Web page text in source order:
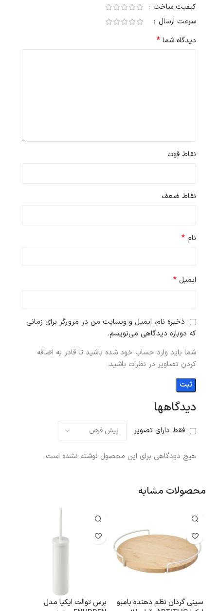
دیدگاهها
فقط دارای تصویر
هیچ دیدگاهی برای این محصول نوشته نشده است.
کیفیت ساخت
سرعت ارسال
دیدگاه شما *
نقاط قوت
نقاط ضعف
نام *
ایمیل *
ذخیره نام، ایمیل و وبسایت من در مرورگر برای زمانی
که دوباره دیدگاهی می‌نویسم.
شما باید وارد حساب خود شده باشید تا قادر به اضافه
کردن تصاویر در نظرات باشید.
محصولات مشابه
سینی گردان نظم دهنده بامبو
برس توالت ایکیا مدل